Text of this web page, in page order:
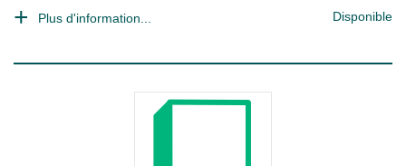
Plus d'information... Disponible